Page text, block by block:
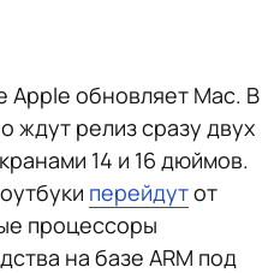
Apple обновляет Mac. В
ждут релиз сразу двух
14 и 16 дюймов.
перейдутот
процессоры
на базе ARM под